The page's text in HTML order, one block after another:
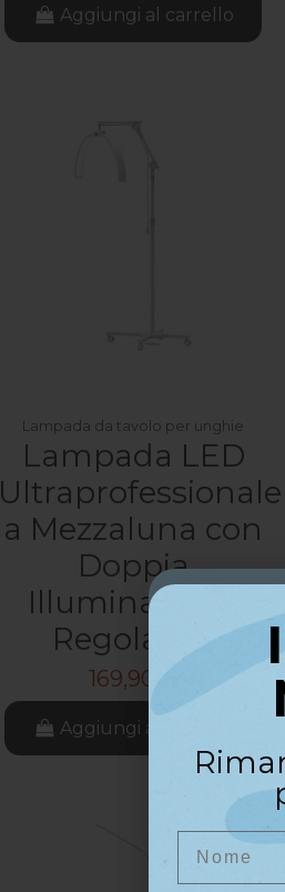
Aggiungi al carrello
Lampada da tavolo per unghie
Lampada LED
Ultraprofessionale
a Mezzaluna con
Doppia
Illuminazione
Regolabile
169,90 €
Aggiungi al carrello
Nome
Nome